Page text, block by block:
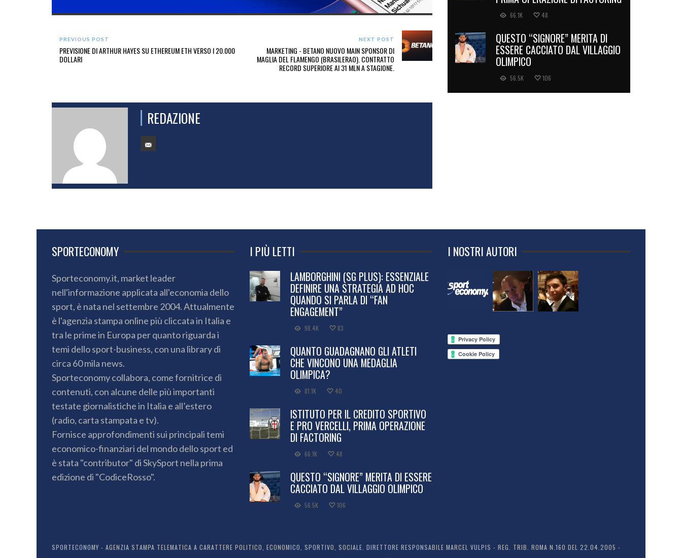
PREVIOUS POST
PREVISIONE DI ARTHUR HAYES SU ETHEREUM ETH VERSO I 20.000
DOLLARI
NEXT POST
MARKETING - BETANO NUOVO MAIN SPONSOR DI
MAGLIA DEL FLAMENGO (BRASILERAO). CONTRATTO
RECORD SUPERIORE AI 31 MLN A STAGIONE.
REDAZIONE
66.1K 48
QUESTO “SIGNORE” MERITA DI
ESSERE CACCIATO DAL VILLAGGIO
OLIMPICO
56.5K 106
SPORTECONOMY
Sporteconomy.it, market leader
nell'informazione applicata all'economia dello
sport, è nata nel settembre 2004. Attualmente
è l'agenzia stampa online più cliccata in Italia e
tra le prime in Europa per quanto riguarda i
temi dello sport-business, con una library di
circa 60 mila news.
Sporteconomy collabora, come fornitrice di
contenuti, con alcune delle più importanti
testate giornalistiche in Italia e all’estero
(radio, carta stampata e tv).
Fornisce approfondimenti sui principali temi
economico-finanziari del mondo dello sport ed
è stata "contributor" di SkySport nella prima
edizione di "CodiceRosso".
I PIÙ LETTI
LAMBORGHINI (SG PLUS): ESSENZIALE
DEFINIRE UNA STRATEGIA AD HOC
QUANDO SI PARLA DI “FAN
ENGAGEMENT”
98.4K 83
QUANTO GUADAGNANO GLI ATLETI
CHE VINCONO UNA MEDAGLIA
OLIMPICA?
81.1K 40
ISTITUTO PER IL CREDITO SPORTIVO
E PRO VERCELLI, PRIMA OPERAZIONE
DI FACTORING
66.1K 48
QUESTO “SIGNORE” MERITA DI ESSERE
CACCIATO DAL VILLAGGIO OLIMPICO
56.5K 106
I NOSTRI AUTORI
SPORTECONOMY - AGENZIA STAMPA TELEMATICA A CARATTERE POLITICO, ECONOMICO, SPORTIVO, SOCIALE. DIRETTORE RESPONSABILE MARCEL VULPIS - REG. TRIB. ROMA N.160 DEL 22.04.2005 -